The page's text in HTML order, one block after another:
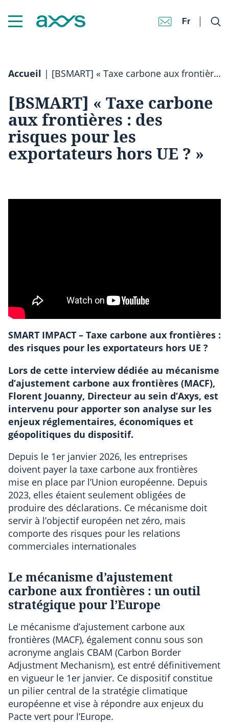
Fr
Accueil | [BSMART] « Taxe carbone aux frontières : des risques pour les exportateurs hors UE ? »
[BSMART] « Taxe carbone
aux frontières : des
risques pour les
exportateurs hors UE ? »
SMART IMPACT – Taxe carbone aux frontières :
des risques pour les exportateurs hors UE ?
Lors de cette interview dédiée au mécanisme
d’ajustement carbone aux frontières (MACF),
Florent Jouanny, Directeur au sein d’Axys, est
intervenu pour apporter son analyse sur les
enjeux réglementaires, économiques et
géopolitiques du dispositif.
Depuis le 1er janvier 2026, les entreprises
doivent payer la taxe carbone aux frontières
mise en place par l’Union européenne. Depuis
2023, elles étaient seulement obligées de
produire des déclarations. Ce mécanisme doit
servir à l’objectif européen net zéro, mais
comporte des risques pour les relations
commerciales internationales
Le mécanisme d’ajustement
carbone aux frontières : un outil
stratégique pour l’Europe
Le mécanisme d’ajustement carbone aux
frontières (MACF), également connu sous son
acronyme anglais CBAM (Carbon Border
Adjustment Mechanism), est entré définitivement
en vigueur le 1er janvier. Ce dispositif constitue
un pilier central de la stratégie climatique
européenne et vise à répondre aux enjeux du
Pacte vert pour l’Europe.